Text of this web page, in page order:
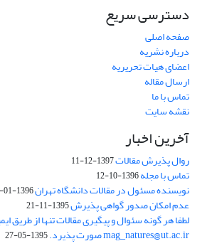
دسترسی سریع
صفحه اصلی
درباره نشریه
اعضای هیات تحریریه
ارسال مقاله
تماس با ما
نقشه سایت
آخرین اخبار
روال پذیرش مقالات1397-12-11
تماس با مجله1396-10-12
نویسنده مسئول در مقالات دانشگاه تهران1396-01-11
عدم امکان صدور گواهی پذیرش1395-11-21
لطفا هر گونه سئوال و پیگیری مقالات تنها از طریق
mag_natures@ut.ac.ir صورت پذیرد. 1395-05-27